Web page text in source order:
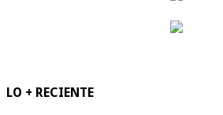
LO + RECIENTE